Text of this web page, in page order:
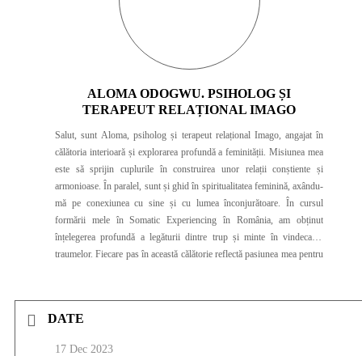
ALOMA ODOGWU. PSIHOLOG ȘI
TERAPEUT RELAȚIONAL IMAGO
Salut, sunt Aloma, psiholog și terapeut relațional Imago, angajat în
călătoria interioară și explorarea profundă a feminității. Misiunea mea
este să sprijin cuplurile în construirea unor relații conștiente și
armonioase. În paralel, sunt și ghid în spiritualitatea feminină, axându-
mă pe conexiunea cu sine și cu lumea înconjurătoare. În cursul
formării mele în Somatic Experiencing în România, am obținut
înțelegerea profundă a legăturii dintre trup și minte în vindecarea
traumelor. Fiecare pas în această călătorie reflectă pasiunea mea pentru
DATE
17 Dec 2023